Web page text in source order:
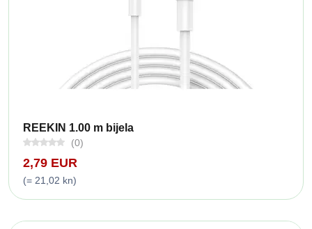
REEKIN 1.00 m bijela
(0)
2,79 EUR
(= 21,02 kn)